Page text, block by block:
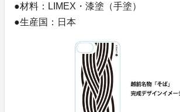
●材料：LIMEX・漆塗（手塗）
●生産国：日本